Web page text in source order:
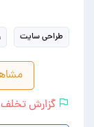
طراحی سایت
گزارش تخلف